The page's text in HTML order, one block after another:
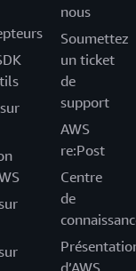
nous
Soumettez
un ticket
de
support
AWS
re:Post
Centre
de
d’AWS